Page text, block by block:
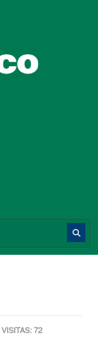
VISITAS: 72